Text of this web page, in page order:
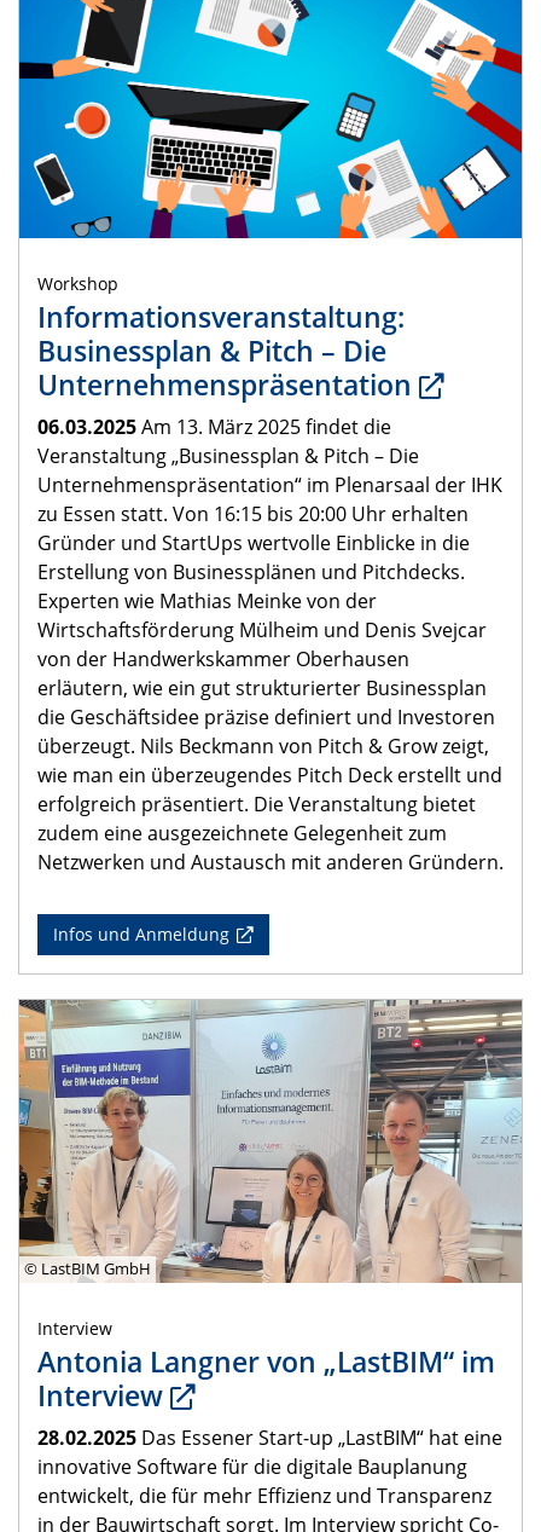
Workshop
Informationsveranstaltung:
Businessplan & Pitch – Die
Unternehmenspräsentation
06.03.2025Am 13. März 2025 findet die
Veranstaltung „Businessplan & Pitch – Die
Unternehmenspräsentation“ im Plenarsaal der IHK
zu Essen statt. Von 16:15 bis 20:00 Uhr erhalten
Gründer und StartUps wertvolle Einblicke in die
Erstellung von Businessplänen und Pitchdecks.
Experten wie Mathias Meinke von der
Wirtschaftsförderung Mülheim und Denis Svejcar
von der Handwerkskammer Oberhausen
erläutern, wie ein gut strukturierter Businessplan
die Geschäftsidee präzise definiert und Investoren
überzeugt. Nils Beckmann von Pitch & Grow zeigt,
wie man ein überzeugendes Pitch Deck erstellt und
erfolgreich präsentiert. Die Veranstaltung bietet
zudem eine ausgezeichnete Gelegenheit zum
Netzwerken und Austausch mit anderen Gründern.
Infos und Anmeldung
© LastBIM GmbH
Interview
Antonia Langner von „LastBIM“ im
Interview
28.02.2025 Das Essener Start-up „LastBIM“ hat eine
innovative Software für die digitale Bauplanung
entwickelt, die für mehr Effizienz und Transparenz
in der Bauwirtschaft sorgt. Im Interview spricht Co-